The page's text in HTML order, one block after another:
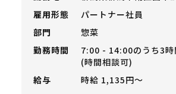
雇用形態
パートナー社員
部門
惣菜
勤務時間
7:00 - 14:00のうち3
(時間相談可)
給与
時給 1,135円〜